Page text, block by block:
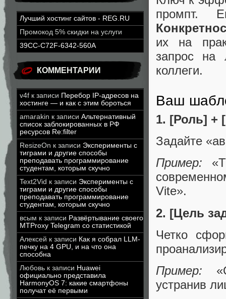
Лучший хостинг сайтов - REG.RU
Промокод 5% скидки на услуги
39CC-C72F-6342-560A
КОММЕНТАРИИ
v4f к записи Перебор IP-адресов на
хостинге — и как с этим бороться
amarakin к записи Альтернативный
список заблокированных в РФ
ресурсов Re:filter
ResizeOn к записи Эксперименты с
тиграми и другие способы
преподавать программирование
студентам, которым скучно
Text2Vid к записи Эксперименты с
тиграми и другие способы
преподавать программирование
студентам, которым скучно
всым к записи Развёртывание своего
MTProxy Telegram со статистикой
Алексей к записи Как я собрал LLM-
печку на 4 GPU, и на что она
способна
Любовь к записи Huawei
официально представила
HarmonyOS 7: какие смартфоны
получат её первыми
промпт.
их на
запрос на
коллеги.
Ваш
1. [Роль] +
Задайте
Пример:
Vite».
2. [Цель
Четко
Пример:
устранив